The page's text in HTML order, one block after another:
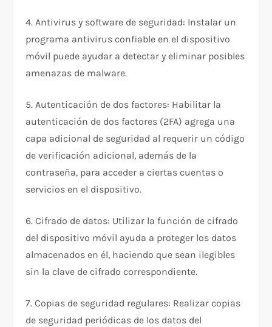
4. Antivirus y software de seguridad: Instalar un
programa antivirus confiable en el dispositivo
móvil puede ayudar a detectar y eliminar posibles
amenazas de malware.
5. Autenticación de dos factores: Habilitar la
autenticación de dos factores (2FA) agrega una
capa adicional de seguridad al requerir un código
de verificación adicional, además de la
contraseña, para acceder a ciertas cuentas o
servicios en el dispositivo.
6. Cifrado de datos: Utilizar la función de cifrado
del dispositivo móvil ayuda a proteger los datos
almacenados en él, haciendo que sean ilegibles
sin la clave de cifrado correspondiente.
7. Copias de seguridad regulares: Realizar copias
de seguridad periódicas de los datos del